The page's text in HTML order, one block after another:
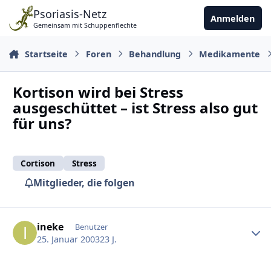
Zu Inhalt springen
Psoriasis-Netz
Gemeinsam mit Schuppenflechte
Anmelden
Startseite Foren Behandlung Medikamente
Kortison wird bei Stress
ausgeschüttet – ist Stress also gut
für uns?
Cortison Stress
Mitglieder, die folgen
ineke Benutzer
25. Januar 200323 J.